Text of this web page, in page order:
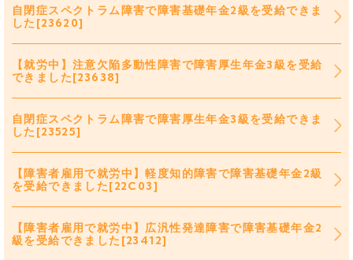
自閉症スペクトラム障害で障害基礎年金2級を受給できま
した[23620]
【就労中】注意欠陥多動性障害で障害厚生年金3級を受給
できました[23638]
自閉症スペクトラム障害で障害厚生年金3級を受給できま
した[23525]
【障害者雇用で就労中】軽度知的障害で障害基礎年金2級
を受給できました[22C03]
【障害者雇用で就労中】広汎性発達障害で障害基礎年金2
級を受給できました[23412]